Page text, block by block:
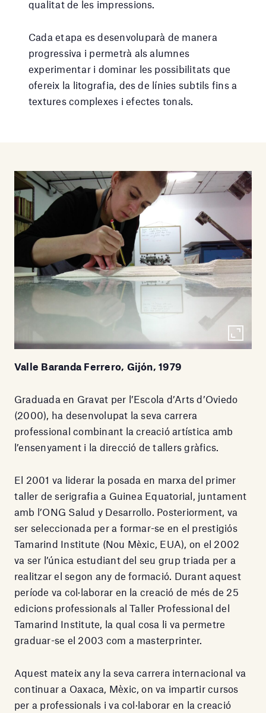
qualitat de les impressions.
Cada etapa es desenvoluparà de manera
progressiva i permetrà als alumnes
experimentar i dominar les possibilitats que
ofereix la litografia, des de línies subtils fins a
textures complexes i efectes tonals.
Valle Baranda Ferrero, Gijón, 1979
Graduada en Gravat per l’Escola d’Arts d’Oviedo
(2000), ha desenvolupat la seva carrera
professional combinant la creació artística amb
l’ensenyament i la direcció de tallers gràfics.
El 2001 va liderar la posada en marxa del primer
taller de serigrafia a Guinea Equatorial, juntament
amb l’ONG Salud y Desarrollo. Posteriorment, va
ser seleccionada per a formar-se en el prestigiós
Tamarind Institute (Nou Mèxic, EUA), on el 2002
va ser l’única estudiant del seu grup triada per a
realitzar el segon any de formació. Durant aquest
període va col·laborar en la creació de més de 25
edicions professionals al Taller Professional del
Tamarind Institute, la qual cosa li va permetre
graduar-se el 2003 com a masterprinter.
Aquest mateix any la seva carrera internacional va
continuar a Oaxaca, Mèxic, on va impartir cursos
per a professionals i va col·laborar en la creació